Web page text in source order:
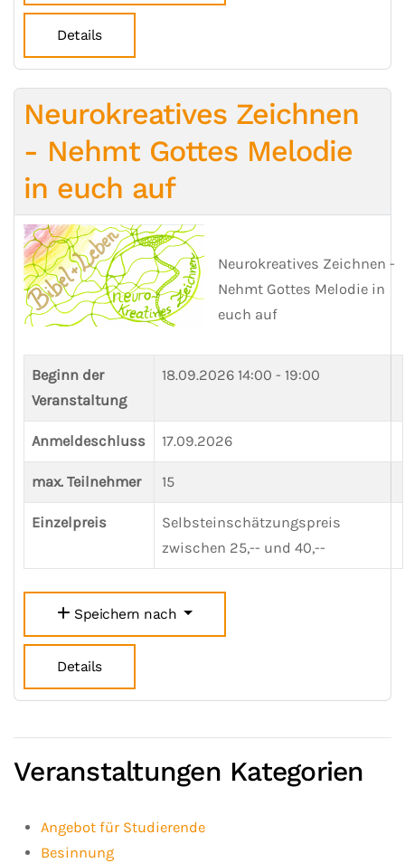
Details
Neurokreatives Zeichnen
- Nehmt Gottes Melodie
in euch auf
Neurokreatives Zeichnen -
Nehmt Gottes Melodie in
euch auf
Beginn der
Veranstaltung
18.09.2026 14:00 - 19:00
Anmeldeschluss 17.09.2026
max. Teilnehmer 15
Einzelpreis
Selbsteinschätzungspreis
zwischen 25,-- und 40,--
Speichern nach
Details
Veranstaltungen Kategorien
Angebot für Studierende
Besinnung